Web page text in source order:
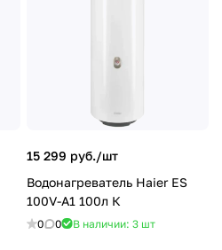
15 299 руб./шт
Водонагреватель Haier ES
100V-A1 100л К
0 0 В наличии: 3 шт